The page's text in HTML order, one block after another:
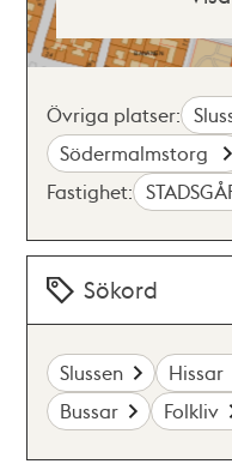
Övriga platser:
Södermalmstorg
Fastighet:
Sökord
Slussen Hissar
Bussar
Folkliv